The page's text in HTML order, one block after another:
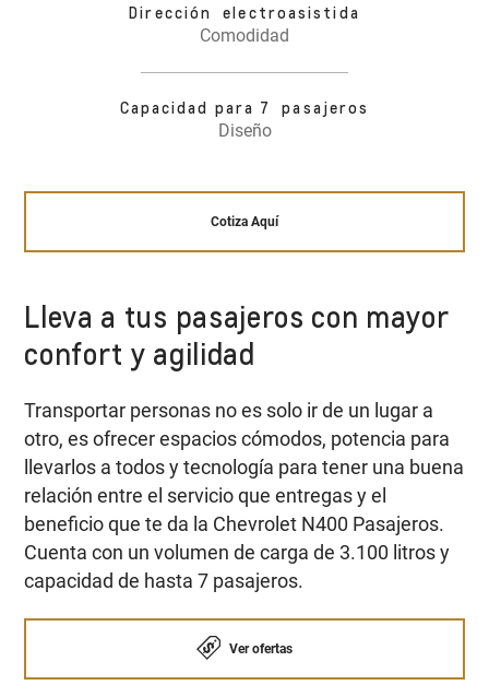
Dirección electroasistida
Comodidad
Capacidad para 7 pasajeros
Diseño
Cotiza Aquí
Lleva a tus pasajeros con mayor
confort y agilidad
Transportar personas no es solo ir de un lugar a
otro, es ofrecer espacios cómodos, potencia para
llevarlos a todos y tecnología para tener una buena
relación entre el servicio que entregas y el
beneficio que te da la Chevrolet N400 Pasajeros.
Cuenta con un volumen de carga de 3.100 litros y
capacidad de hasta 7 pasajeros.
Ver ofertas